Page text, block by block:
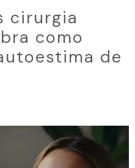
cirurgia
como
de